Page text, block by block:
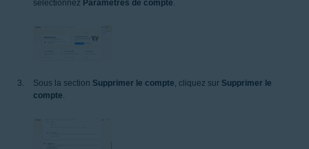
sélectionnez Paramètres de compte
Sous la section Supprimer le compte, cliquez sur Supprimer le
compte.